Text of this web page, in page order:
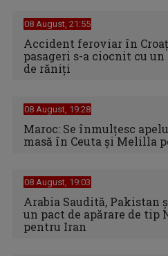
08 August, 21:55
Accident feroviar în
pasageri s-a ciocnit cu
de răniți
08 August, 19:28
Maroc: Se înmulţesc
masă în Ceuta şi Melilla
08 August, 19:03
Arabia Saudită, Pakistan
un pact de apărare de tip
pentru Iran